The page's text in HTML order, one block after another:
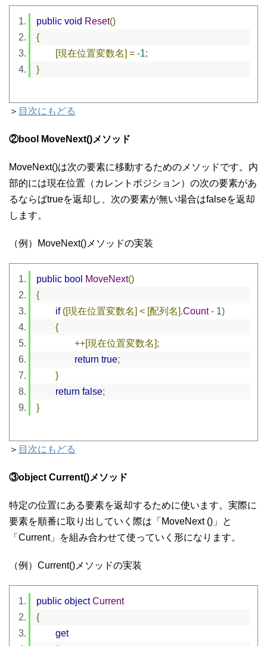
public void Reset()
{
[現在位置変数名] = -1;
}
＞ 目次にもどる
②bool MoveNext()メソッド
MoveNext()は次の要素に移動するためのメソッドです。内
部的には現在位置（カレントポジション）の次の要素があ
るならばtrueを返却し、次の要素が無い場合はfalseを返却
します。
（例）MoveNext()メソッドの実装
public bool MoveNext()
{
if ([現在位置変数名] < [配列名].Count - 1)
{
++[現在位置変数名];
return true;
}
return false;
}
＞ 目次にもどる
③object Current()メソッド
特定の位置にある要素を返却するために使います。実際に
要素を順番に取り出していく際は「MoveNext ()」と
「Current」を組み合わせて使っていく形になります。
（例）Current()メソッドの実装
public object Current
{
get